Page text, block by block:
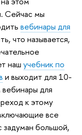
Сейчас мы
вебинары для
что называется,
наш учебник по
и выходит для 10-
для
к этому
все
большой,